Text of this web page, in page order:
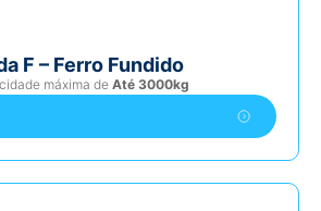
F – Ferro Fundido
máxima de Até 3000kg